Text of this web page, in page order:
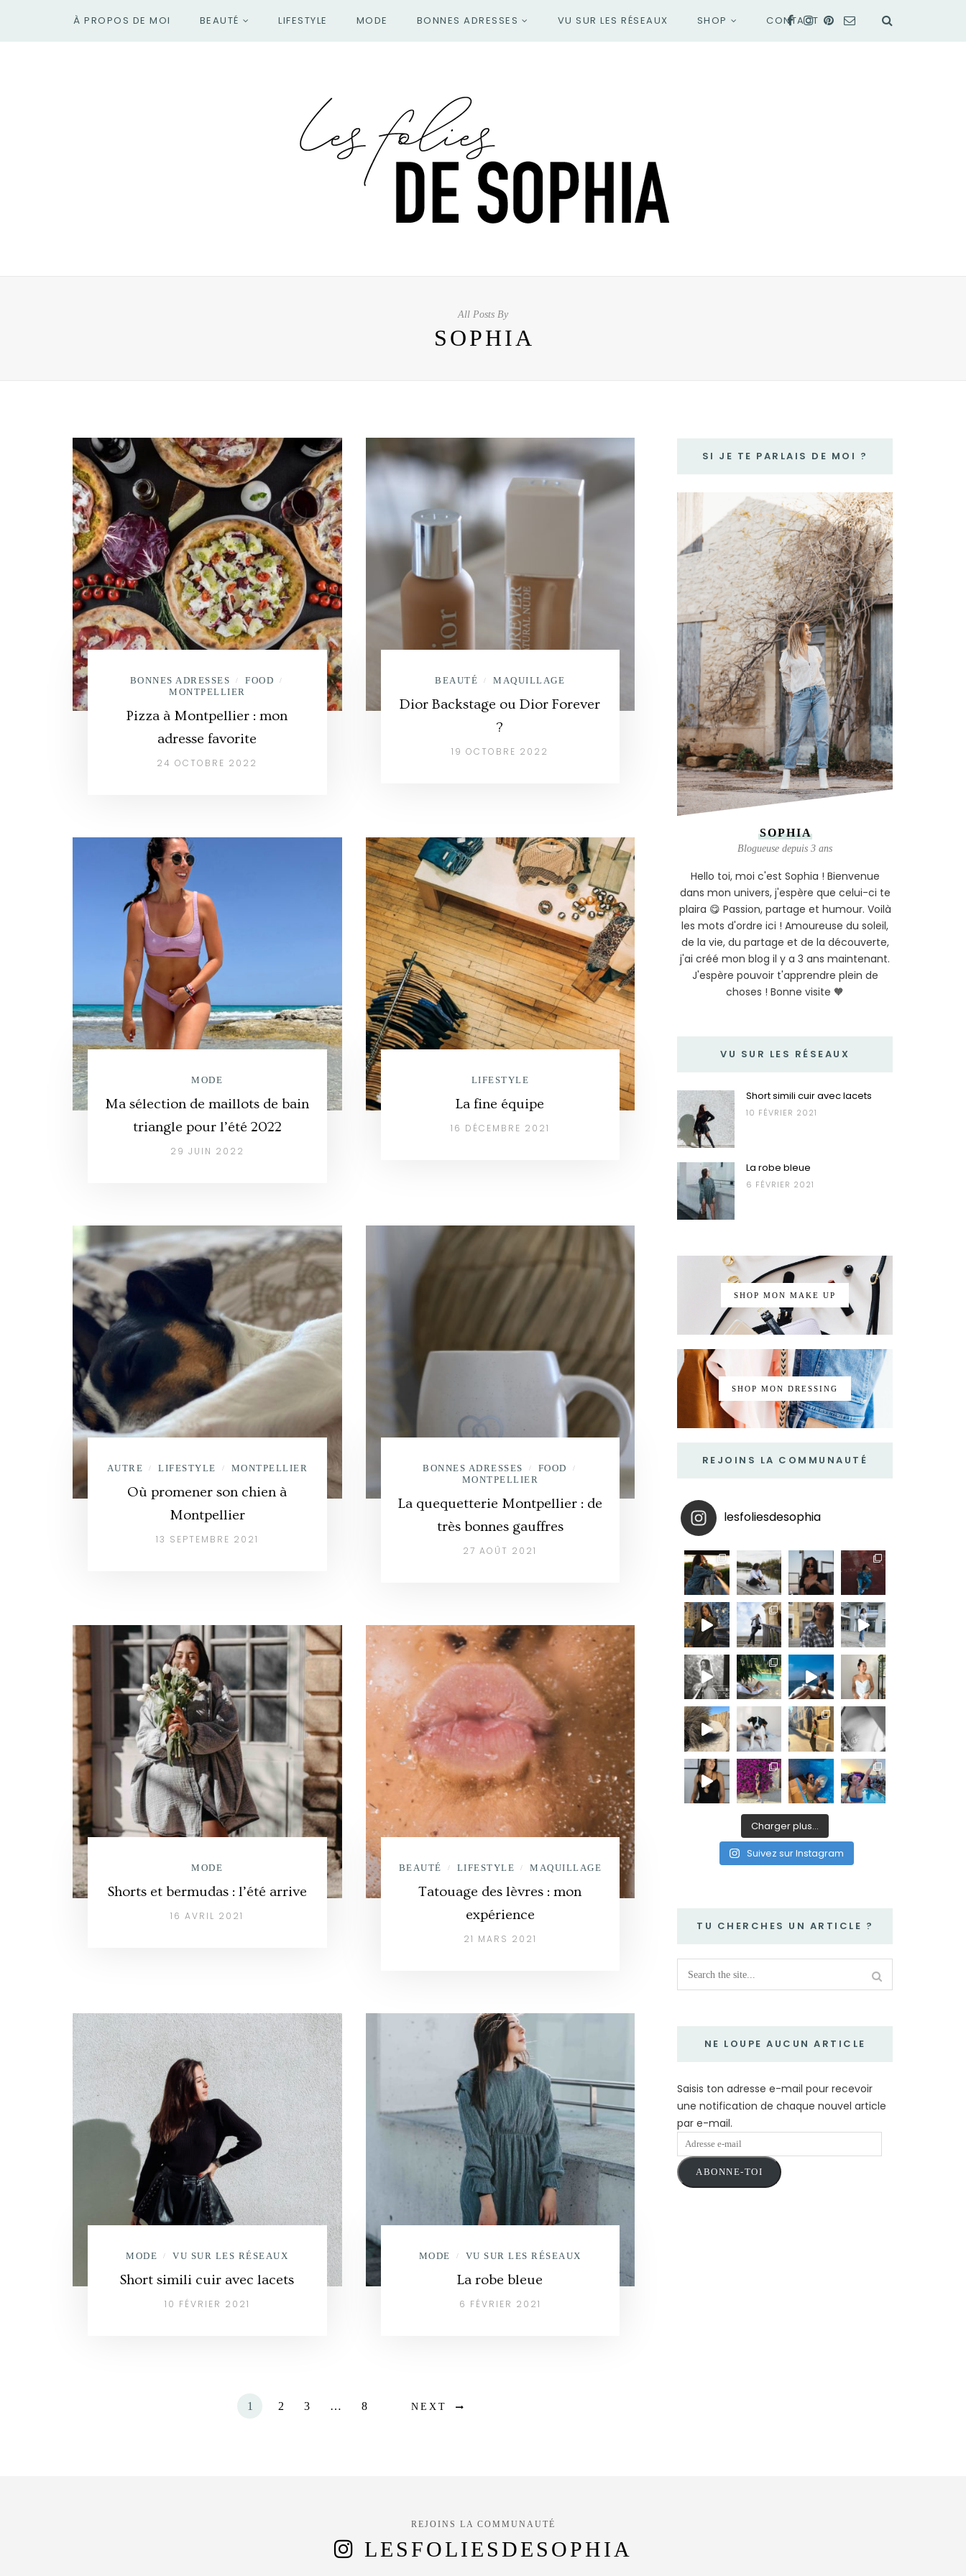
À PROPOS DE MOI BEAUTÉ LIFESTYLE MODE BONNES ADRESSES VU SUR LES RÉSEAUX SHOP CONTACT
All Posts By
SOPHIA
BONNES ADRESSES / FOOD /
MONTPELLIER
Pizza à Montpellier : mon
adresse favorite
24 OCTOBRE 2022
BEAUTÉ / MAQUILLAGE
Dior Backstage ou Dior Forever
?
19 OCTOBRE 2022
MODE
Ma sélection de maillots de bain
triangle pour l’été 2022
29 JUIN 2022
LIFESTYLE
La fine équipe
16 DÉCEMBRE 2021
AUTRE / LIFESTYLE / MONTPELLIER
Où promener son chien à
Montpellier
13 SEPTEMBRE 2021
BONNES ADRESSES / FOOD /
MONTPELLIER
La quequetterie Montpellier : de
très bonnes gauffres
27 AOÛT 2021
MODE
Shorts et bermudas : l’été arrive
16 AVRIL 2021
BEAUTÉ / LIFESTYLE / MAQUILLAGE
Tatouage des lèvres : mon
expérience
21 MARS 2021
MODE / VU SUR LES RÉSEAUX
Short simili cuir avec lacets
10 FÉVRIER 2021
MODE / VU SUR LES RÉSEAUX
La robe bleue
6 FÉVRIER 2021
1 2 3 … 8 NEXT
SI JE TE PARLAIS DE MOI ?
SOPHIA
Blogueuse depuis 3 ans
Hello toi, moi c'est Sophia ! Bienvenue
dans mon univers, j'espère que celui-ci te
plaira 😋 Passion, partage et humour. Voilà
les mots d'ordre ici ! Amoureuse du soleil,
de la vie, du partage et de la découverte,
j'ai créé mon blog il y a 3 ans maintenant.
J'espère pouvoir t'apprendre plein de
choses ! Bonne visite 🧡
VU SUR LES RÉSEAUX
Short simili cuir avec lacets
10 FÉVRIER 2021
La robe bleue
6 FÉVRIER 2021
SHOP MON MAKE UP
SHOP MON DRESSING
REJOINS LA COMMUNAUTÉ
lesfoliesdesophia
Charger plus…
Suivez sur Instagram
TU CHERCHES UN ARTICLE ?
NE LOUPE AUCUN ARTICLE
Saisis ton adresse e-mail pour recevoir
une notification de chaque nouvel article
par e-mail.
Adresse
e-
mailABONNE-TOI
REJOINS LA COMMUNAUTÉ
LESFOLIESDESOPHIA